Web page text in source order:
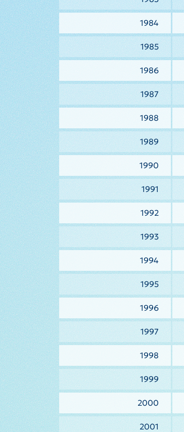
1984
1985
1986
1987
1988
1989
1990
1991
1992
1993
1994
1995
1996
1997
1998
1999
2000
2001